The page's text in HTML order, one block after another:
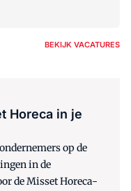
BEKIJK VACATURES
Horeca in je
op de
in de
de Misset Horeca-